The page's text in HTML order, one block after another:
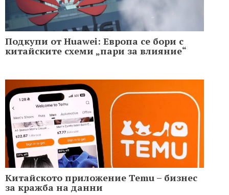
Подкупи от Huawei: Европа се бори с
китайските схеми „пари за влияние“
Китайското приложение Temu – бизнес
за кражба на данни